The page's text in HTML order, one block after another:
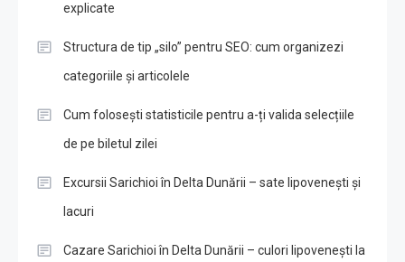
explicate
Structura de tip „silo” pentru SEO: cum organizezi
categoriile și articolele
Cum folosești statisticile pentru a-ți valida selecțiile
de pe biletul zilei
Excursii Sarichioi în Delta Dunării – sate lipovenești și
lacuri
Cazare Sarichioi în Delta Dunării – culori lipovenești la